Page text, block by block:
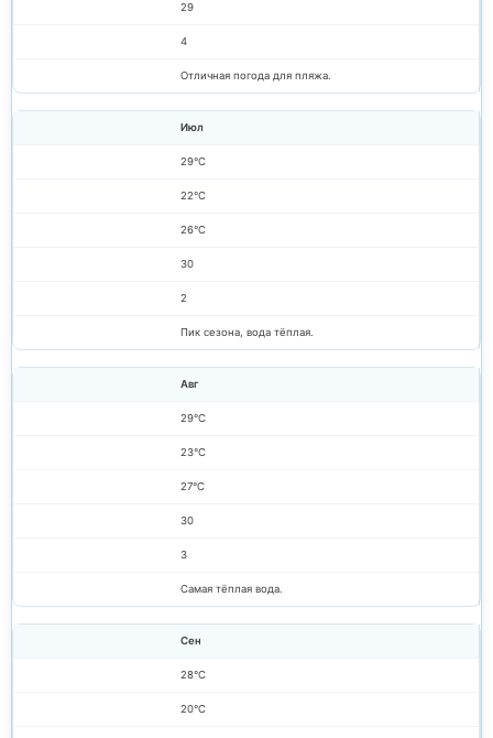
29
4
Отличная погода для пляжа.
Июл
29°C
22°C
26°C
30
2
Пик сезона, вода тёплая.
Авг
29°C
23°C
27°C
30
3
Самая тёплая вода.
Сен
28°C
20°C